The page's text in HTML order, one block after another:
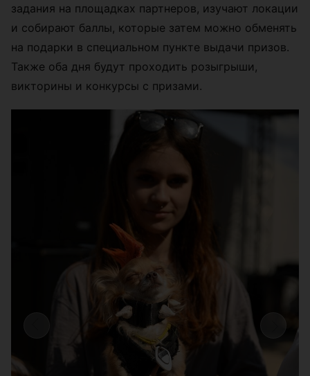
задания на площадках партнеров, изучают локации
и собирают баллы, которые затем можно обменять
на подарки в специальном пункте выдачи призов.
Также оба дня будут проходить розыгрыши,
викторины и конкурсы с призами.